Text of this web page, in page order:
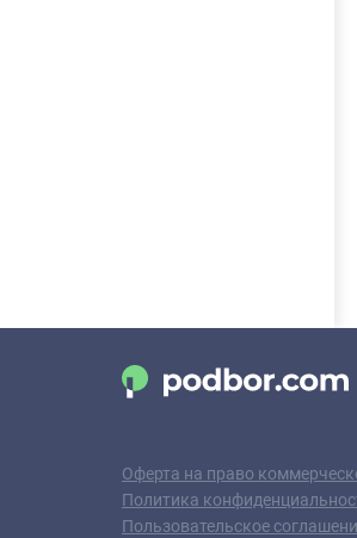
Оферта на право
Политика
Пользовательское